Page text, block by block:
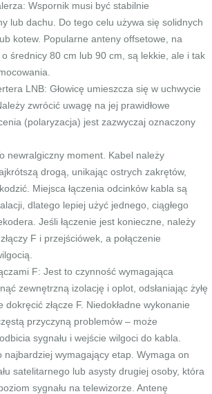
Wspornik musi być stabilnie
lub dachu. Do tego celu używa się solidnych
kotew. Popularne anteny offsetowe, na
o średnicy 80 cm lub 90 cm, są lekkie, ale i tak
LNB: Głowicę umieszcza się w uchwycie
zwrócić uwagę na jej prawidłowe
(polaryzacja) jest zazwyczaj oznaczony
newralgiczny moment. Kabel należy
drogą, unikając ostrych zakrętów,
Miejsca łączenia odcinków kabla są
dlatego lepiej użyć jednego, ciągłego
Jeśli łączenie jest konieczne, należy
F i przejściówek, a połączenie
F: Jest to czynność wymagająca
zewnętrzną izolację i oplot, odsłaniając żyłę
złącze F. Niedokładne wykonanie
przyczyną problemów – może
sygnału i wejście wilgoci do kabla.
najbardziej wymagający etap. Wymaga on
satelitarnego lub asysty drugiej osoby, która
sygnału na telewizorze. Antenę